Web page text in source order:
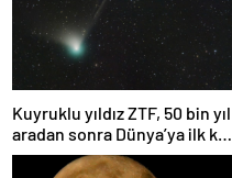
Kuyruklu yıldız ZTF, 50 bin yıl
aradan sonra Dünya’ya ilk kez
çok yaklaşacak